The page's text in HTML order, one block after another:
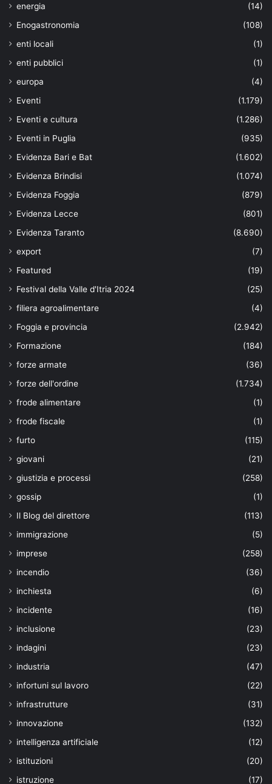
energia
(14)
Enogastronomia
(108)
enti locali
(1)
enti pubblici
(1)
europa
(4)
Eventi
(1.179)
Eventi e cultura
(1.286)
Eventi in Puglia
(935)
Evidenza Bari e Bat
(1.602)
Evidenza Brindisi
(1.074)
Evidenza Foggia
(879)
Evidenza Lecce
(801)
Evidenza Taranto
(8.690)
export
(7)
Featured
(19)
Festival della Valle d'Itria 2024
(25)
filiera agroalimentare
(4)
Foggia e provincia
(2.942)
Formazione
(184)
forze armate
(36)
forze dell'ordine
(1.734)
frode alimentare
(1)
frode fiscale
(1)
furto
(115)
giovani
(21)
giustizia e processi
(258)
gossip
(1)
Il Blog del direttore
(113)
immigrazione
(5)
imprese
(258)
incendio
(36)
inchiesta
(6)
incidente
(16)
inclusione
(23)
indagini
(23)
industria
(47)
infortuni sul lavoro
(22)
infrastrutture
(31)
innovazione
(132)
intelligenza artificiale
(12)
istituzioni
(20)
istruzione
(17)